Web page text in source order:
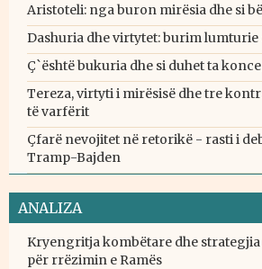
Aristoteli: nga buron mirësia dhe si
Dashuria dhe virtytet: burim lumturie
Ç`është bukuria dhe si duhet ta
Tereza, virtyti i mirësisë dhe tre
të varfërit
Çfarë nevojitet në retorikë - rasti i
Tramp-Bajden
ANALIZA
Kryengritja kombëtare dhe strategjia
për rrëzimin e Ramës